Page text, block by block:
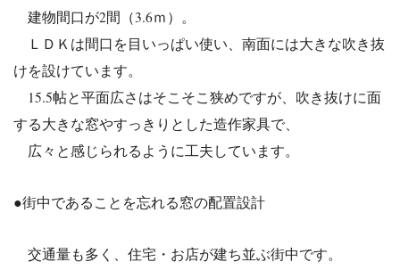
建物間口が2間（3.6ｍ）。
ＬＤＫは間口を目いっぱい使い、南面には大きな吹き抜
けを設けています。
15.5帖と平面広さはそこそこ狭めですが、吹き抜けに面
する大きな窓やすっきりとした造作家具で、
広々と感じられるように工夫しています。
●街中であることを忘れる窓の配置設計
交通量も多く、住宅・お店が建ち並ぶ街中です。